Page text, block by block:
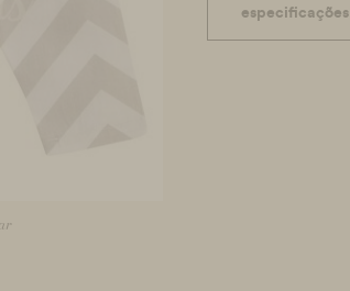
especificações